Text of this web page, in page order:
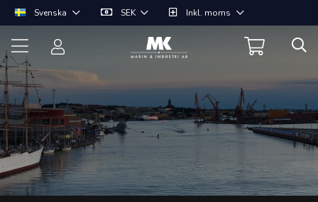
Svenska SEK Inkl. moms